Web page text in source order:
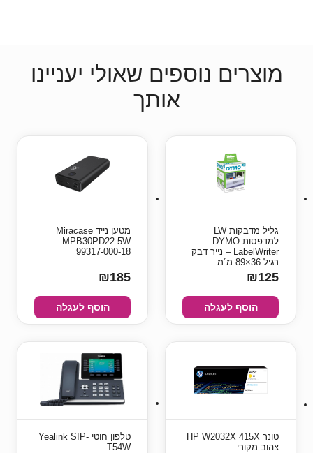
מוצרים נוספים שאולי יעניינו
אותך
גליל מדבקות LW
למדפסות DYMO
LabelWriter – נייר דבק
רגיל 36×89 מ”מ
₪125
הוסף לעגלה
מטען נייד Miracase
MPB30PD22.5W
99317-000-18
₪185
הוסף לעגלה
טונר HP W2032X 415X
צהוב מקורי
טלפון חוטי Yealink SIP-
T54W